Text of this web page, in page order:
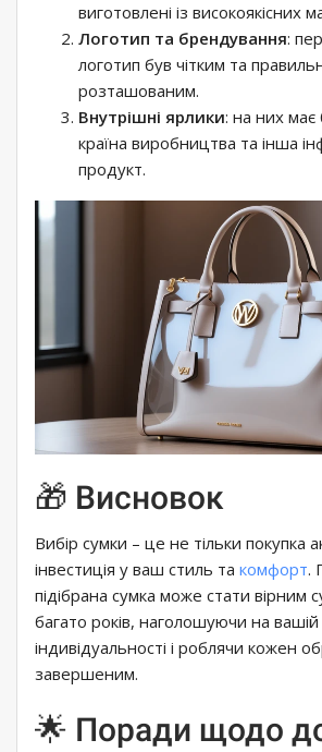
виготовлені із високоякісних
Логотип та брендування:
логотип був чітким та
розташованим.
Внутрішні ярлики: на них має
країна виробництва та інша
продукт.
🎁 Висновок
Вибір сумки – це не тільки покупка
інвестиція у ваш стиль та комфорт.
підібрана сумка може стати вірним
багато років, наголошуючи на вашій
індивідуальності і роблячи кожен
завершеним.
🌟 Поради щодо